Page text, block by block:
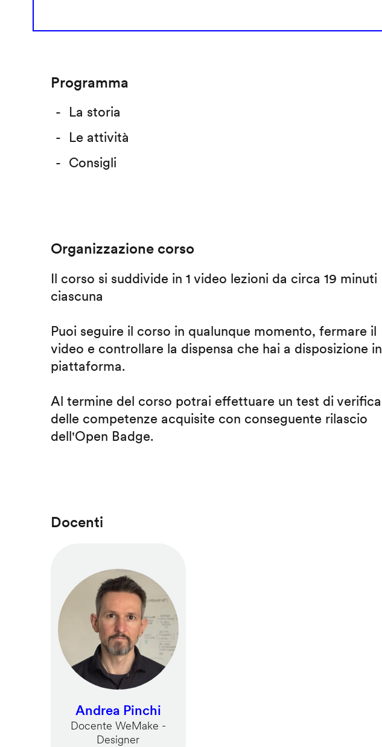
Programma
La storia
Le attività
Consigli
Organizzazione corso
Il corso si suddivide in 1 video lezioni da circa 19 minuti
ciascuna
Puoi seguire il corso in qualunque momento, fermare il
video e controllare la dispensa che hai a disposizione in
piattaforma.
Al termine del corso potrai effettuare un test di verifica
delle competenze acquisite con conseguente rilascio
dell'Open Badge.
Docenti
Andrea Pinchi
Docente WeMake -
Designer